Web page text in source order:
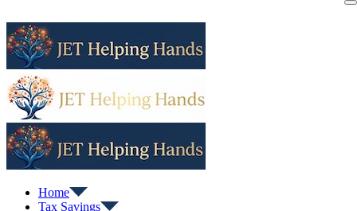
to
content
Home
Tax Savings